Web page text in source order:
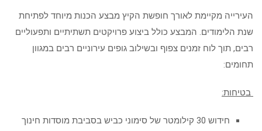
העירייה מקיימת לאורך חופשת הקיץ מבצע הכנות מיוחד לפתיחת
שנת הלימודים. המבצע כולל ביצוע פרויקטים תשתיתיים ותפעוליים
רבים, תוך לוח זמנים צפוף ובשילוב גופים עירוניים רבים במגוון
תחומים:
בטיחות:
חידוש 30 קילומטר של סימוני כביש בסביבת מוסדות חינוך